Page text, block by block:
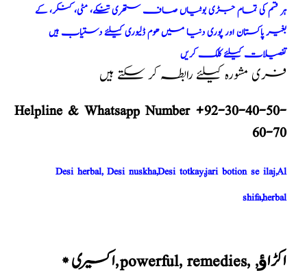
ہر قسم کی تمام جڑی بوٹیاں صاف ستھری تنکے، مٹی، کنکر، کے
بغیر پاکستان اور پوری دنیا میں ھوم ڈلیوری کیلئے دستیاب ہیں
تفصیلات کیلئے کلک کریں
فری مشورہ کیلئے رابطہ کر سکتے ہیں
Helpline & Whatsapp Number +92-30-40-50-
60-70
Desi herbal, Desi nuskha,Desi totkay,jari botion se ilaj,Al
shifa,herbal
* اکسیری,powerful,remedies, اکڑاﺅ,